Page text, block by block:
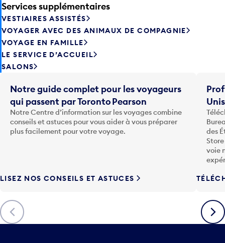
Services supplémentaires
VESTIAIRES ASSISTÉS
VOYAGER AVEC DES ANIMAUX DE COMPAGNIE
VOYAGE EN FAMILLE
LE SERVICE D’ACCUEIL
SALONS
Précédent
Notre guide complet pour les voyageurs
qui passent par Toronto Pearson
Notre Centre d’information sur les voyages combine
conseils et astuces pour vous aider à vous préparer
plus facilement pour votre voyage.
LISEZ NOS CONSEILS ET ASTUCES
des
voie